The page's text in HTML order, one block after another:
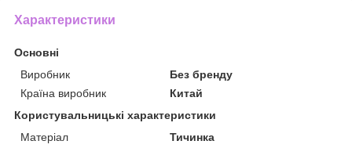
Характеристики
Основні
Виробник
Без бренду
Країна виробник
Китай
Користувальницькі характеристики
Матеріал
Тичинка